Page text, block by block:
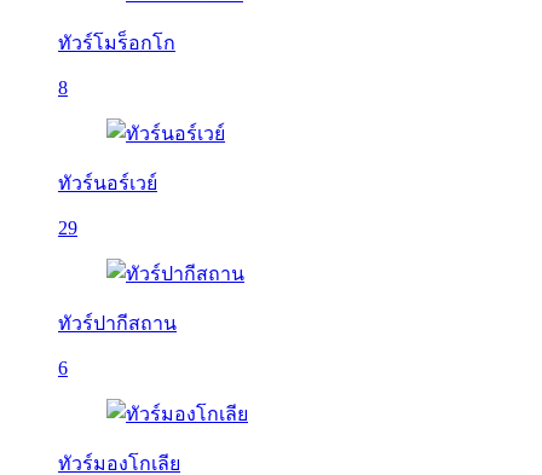
ทัวร์โมร็อกโก
8
ทัวร์นอร์เวย์
29
ทัวร์ปากีสถาน
6
ทัวร์มองโกเลีย